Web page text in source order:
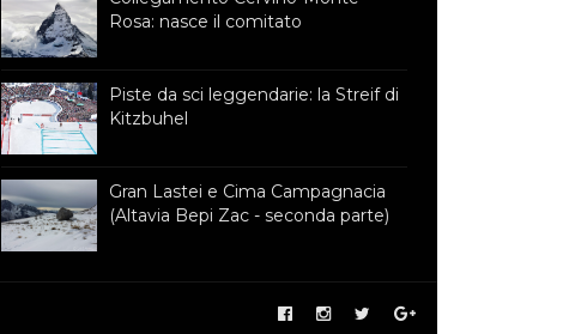
Rosa: nasce il comitato
Piste da sci leggendarie: la Streif di
Kitzbuhel
Gran Lastei e Cima Campagnacia
(Altavia Bepi Zac - seconda parte)